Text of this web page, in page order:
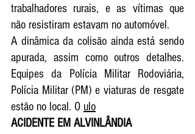
trabalhadores rurais, e as vítimas que
não resistiram estavam no automóvel.
A dinâmica da colisão ainda está sendo
apurada, assim como outros detalhes.
Equipes da Polícia Militar Rodoviária,
Polícia Militar (PM) e viaturas de resgate
estão no local. O ulo
ACIDENTE EM ALVINLÂNDIA